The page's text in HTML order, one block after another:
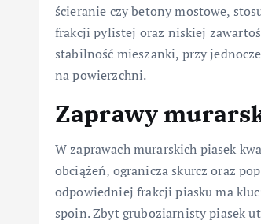
ścieranie czy betony mostowe,
frakcji pylistej oraz niskiej
stabilność mieszanki, przy
na powierzchni.
Zaprawy
W zaprawach murarskich piasek
obciążeń, ogranicza skurcz oraz
odpowiedniej frakcji piasku ma
spoin. Zbyt gruboziarnisty piasek